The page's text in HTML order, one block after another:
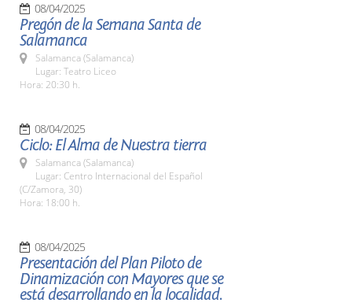
08/04/2025
Pregón de la Semana Santa de
Salamanca
Salamanca (Salamanca)
Lugar: Teatro Liceo
Hora: 20:30 h.
08/04/2025
Ciclo: El Alma de Nuestra tierra
Salamanca (Salamanca)
Lugar: Centro Internacional del Español
(C/Zamora, 30)
Hora: 18:00 h.
08/04/2025
Presentación del Plan Piloto de
Dinamización con Mayores que se
está desarrollando en la localidad.